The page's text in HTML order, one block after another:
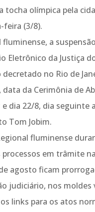
tocha olímpica pela
feira (3/8).
a
Eletrônico da Justiça
no Rio de
da Cerimônia de
e dia 22/8, dia
Tom Jobim.
fluminense
processos em trâmite
agosto ficam
judiciário, nos
links para os atos